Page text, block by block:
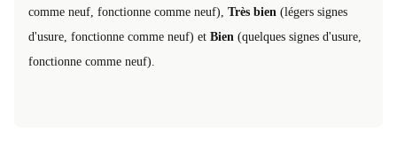
comme neuf, fonctionne comme neuf), Très bien (légers signes
d'usure, fonctionne comme neuf) et Bien (quelques signes d'usure,
fonctionne comme neuf).